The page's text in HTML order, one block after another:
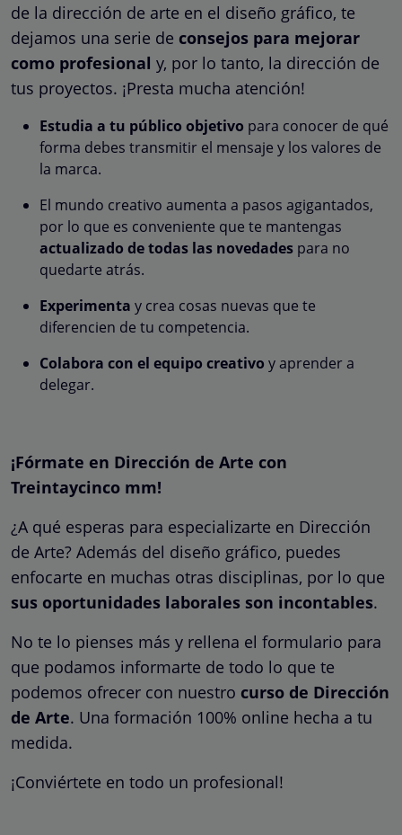
de la dirección de arte en el diseño gráfico, te
dejamos una serie de consejos para mejorar
como profesional y, por lo tanto, la dirección de
tus proyectos. ¡Presta mucha atención!
Estudia a tu público objetivo para conocer de qué
forma debes transmitir el mensaje y los valores de
la marca.
El mundo creativo aumenta a pasos agigantados,
por lo que es conveniente que te mantengas
actualizado de todas las novedades para no
quedarte atrás.
Experimenta y crea cosas nuevas que te
diferencien de tu competencia.
Colabora con el equipo creativo y aprender a
delegar.
¡Fórmate en Dirección de Arte con
Treintaycinco mm!
¿A qué esperas para especializarte en Dirección
de Arte? Además del diseño gráfico, puedes
enfocarte en muchas otras disciplinas, por lo que
sus oportunidades laborales son incontables.
No te lo pienses más y rellena el formulario para
que podamos informarte de todo lo que te
podemos ofrecer con nuestro curso de Dirección
de Arte. Una formación 100% online hecha a tu
medida.
¡Conviértete en todo un profesional!